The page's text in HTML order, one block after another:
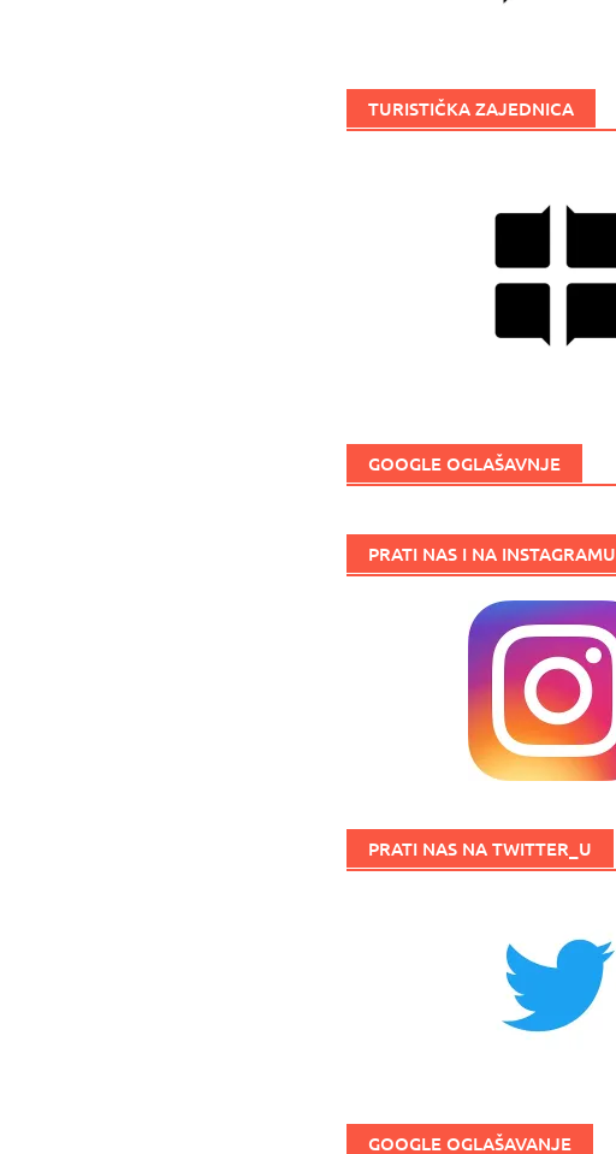
TURISTIČKA ZAJEDNICA
GOOGLE OGLAŠAVNJE
PRATI NAS I NA INSTAGRAMU
PRATI NAS NA TWITTER_U
GOOGLE OGLAŠAVANJE